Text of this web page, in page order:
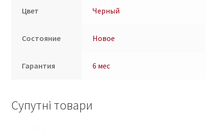
Цвет Черный
Состояние Новое
Гарантия 6 мес
Супутні товари